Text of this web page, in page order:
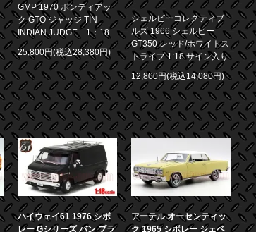
GMP 1970 ポンティアッ
ク GTO ジャッジ TIN
INDIAN JUDGE 1：18
25,800円(税込28,380円)
シェルビーコレクティブ
ルズ 1966 シェルビー
GT350 レッド/ホワイトス
トライプ 1:18 サイン入り
12,800円(税込14,080円)
ハイウェイ61 1976 シボ
レー Gシリーズ バン ブラ
アーテル オーセンティッ
ク 1965 シボレー シェベ